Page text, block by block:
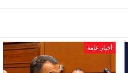
أخبار عامة